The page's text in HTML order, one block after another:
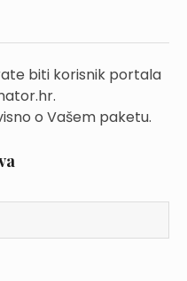
biti korisnik portala
o Vašem paketu.